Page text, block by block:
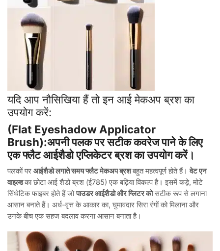
यदि आप नौसिखिया हैं तो इन आई मेकअप ब्रश का
उपयोग करें:
(Flat Eyeshadow Applicator
Brush):अपनी पलक पर सटीक कवरेज पाने के लिए
एक फ्लैट आईशैडो एप्लिकेटर ब्रश का उपयोग करें।
पलकों पर आईशैडो लगाते समय फ्लैट मेकअप ब्रशबहुत महत्वपूर्ण होते हैं।वेट एन
वाइल्डका छोटा आई शैडो ब्रश (ई785) एक बढ़िया विकल्प है। इसमें कड़े, मोटे
सिंथेटिक फाइबर होते हैं जोपाउडर आईशैडो और ग्लिटर कोसटीक रूप से लगाना
आसान बनाते हैं। अर्ध-वृत्त के आकार का, घुमावदार सिरा रंगों को मिलाना और
उनके बीच एक सहज बदलाव करना आसान बनाता है।